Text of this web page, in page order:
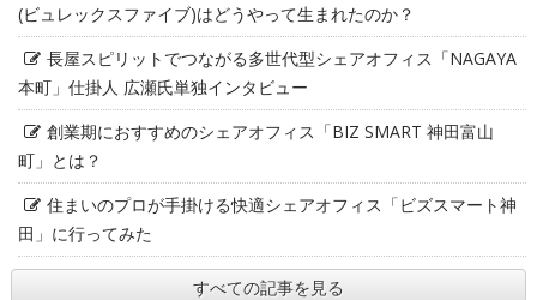
(ビュレックスファイブ)はどうやって生まれたのか？
長屋スピリットでつながる多世代型シェアオフィス「NAGAYA
本町」仕掛人 広瀬氏単独インタビュー
創業期におすすめのシェアオフィス「BIZ SMART 神田富山
町」とは？
住まいのプロが手掛ける快適シェアオフィス「ビズスマート神
田」に行ってみた
すべての記事を見る